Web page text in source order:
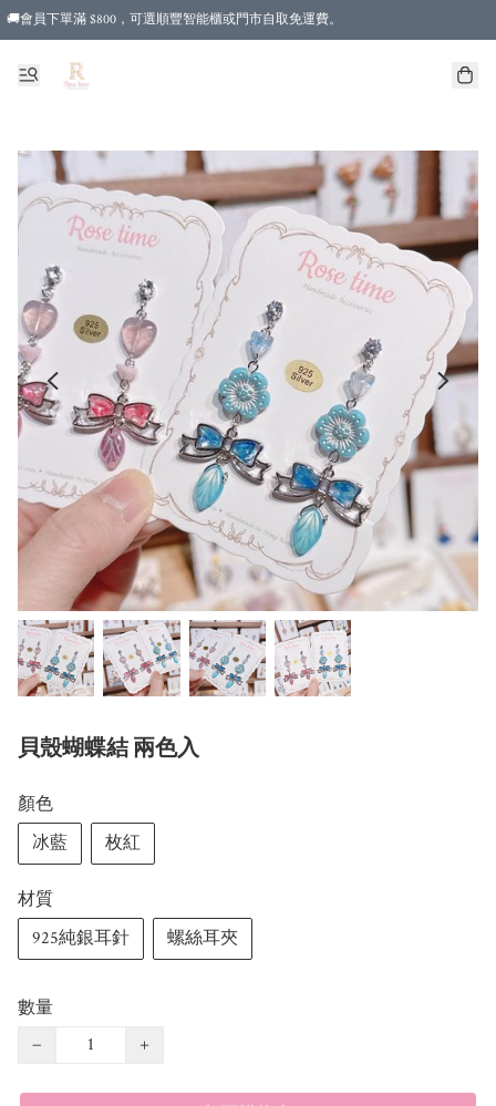
🚚會員下單滿 $800，可選順豐智能櫃或門市自取免運費。
貝殼蝴蝶結 兩色入
顏色
冰藍
枚紅
材質
925純銀耳針
螺絲耳夾
數量
−
+